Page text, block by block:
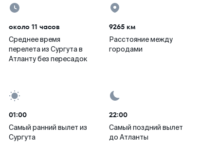
около 11 часов
Среднее время
перелета из Сургута в
Атланту без пересадок
9265 км
Расстояние между
городами
01:00
Самый ранний вылет из
Сургута
22:00
Самый поздний вылет
до Атланты